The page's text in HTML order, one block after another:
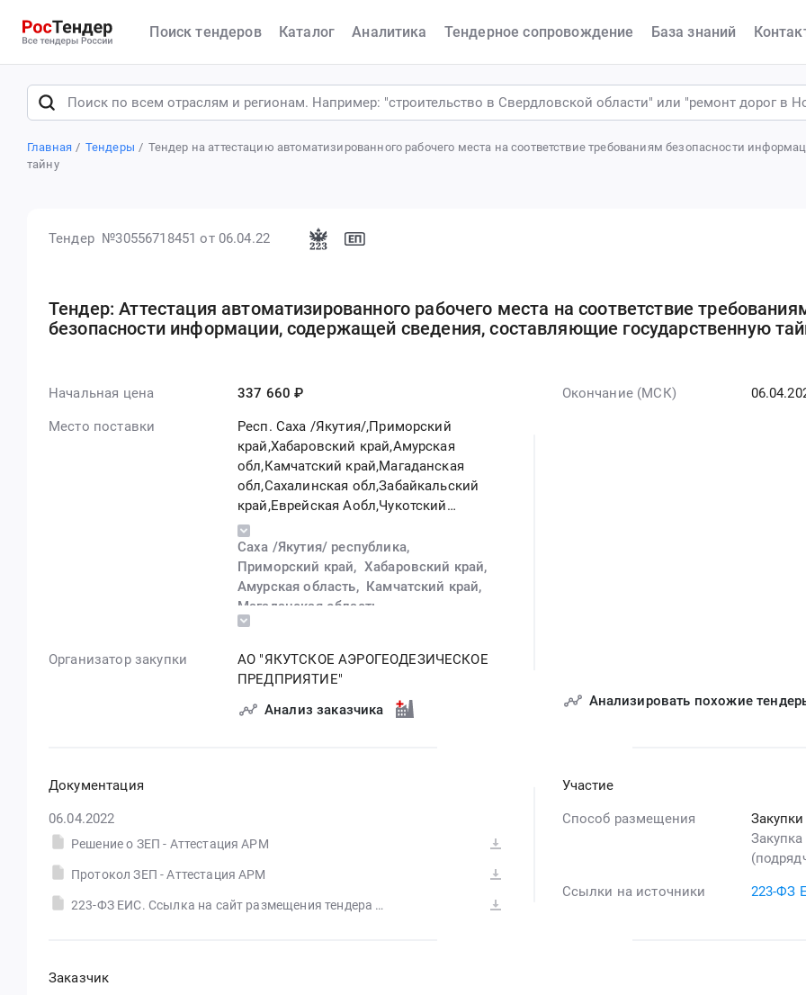
Поиск тендеров Каталог Аналитика Тендерное сопровождение База знаний
Главная Тендеры
Тендер на аттестацию автоматизированного рабочего места на соответствие требованиям безопасности
тайну
Тендер №30556718451 от 06.04.22
Тендер: Аттестация автоматизированного рабочего места на соответствие
безопасности информации, содержащей сведения, составляющие государственную
Начальная цена 337 660 ₽
Место поставки
Респ. Саха /Якутия/,Приморский
край,Хабаровский край,Амурская
обл,Камчатский край,Магаданская
обл,Сахалинская обл,Забайкальский
край,Еврейская Аобл,Чукотский
АО,Респ. Бурятия
Саха /Якутия/ республика,
Приморский край, Хабаровский край,
Амурская область, Камчатский край,
Магаданская область,
Сахалинская область,
Еврейская автономная область,
Чукотский автономный округ,
Бурятия республика
Организатор закупки
АО "ЯКУТСКОЕ АЭРОГЕОДЕЗИЧЕСКОЕ
ПРЕДПРИЯТИЕ"
Анализ заказчика
Окончание (МСК)
Анализировать похожие
Документация
06.04.2022
Решение о ЗЕП - Аттестация АРМ
Протокол ЗЕП - Аттестация АРМ
223-ФЗ ЕИС. Ссылка на сайт размещения тендера #30556718451.doc
Участие
Способ размещения
Ссылки на источники 223-ФЗ
Заказчик